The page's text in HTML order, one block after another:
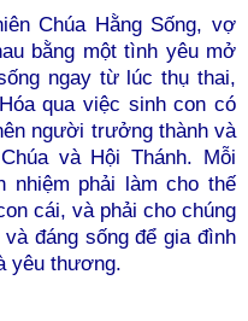
Chúa Hằng Sống, vợ
bằng một tình yêu mở
ngay từ lúc thụ thai,
qua việc sinh con có
người trưởng thành và
và Hội Thánh. Mỗi
nhiệm phải làm cho thế
cái, và phải cho chúng
đáng sống để gia đình
yêu thương.